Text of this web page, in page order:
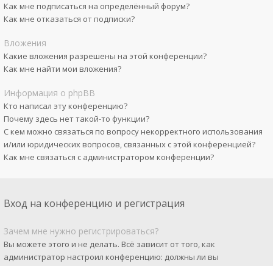
Как мне подписаться на определённый форум?
Как мне отказаться от подписки?
Вложения
Какие вложения разрешены на этой конференции?
Как мне найти мои вложения?
Информация о phpBB
Кто написал эту конференцию?
Почему здесь нет такой-то функции?
С кем можно связаться по вопросу некорректного использования
и/или юридических вопросов, связанных с этой конференцией?
Как мне связаться с администратором конференции?
Вход на конференцию и регистрация
Зачем мне нужно регистрироваться?
Вы можете этого и не делать. Всё зависит от того, как
администратор настроил конференцию: должны ли вы